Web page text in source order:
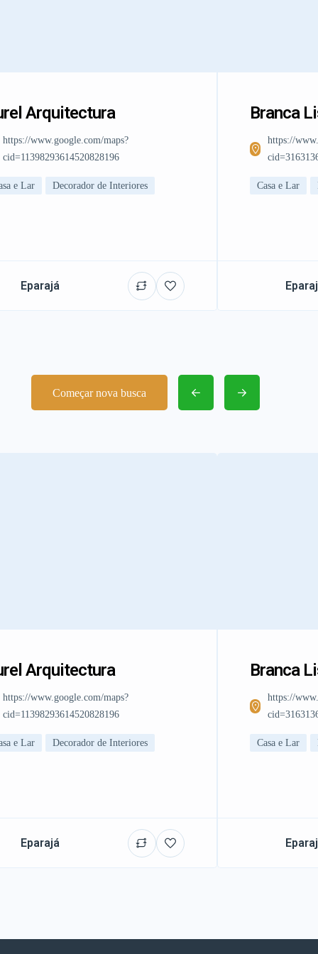
Arquitectura
https://www.google.com/maps?
cid=11398293614520828196
e Lar Decorador de Interiores
Eparajá
Branca
https://
Casa e Lar
Começar nova busca
Arquitectura
https://www.google.com/maps?
cid=11398293614520828196
e Lar Decorador de Interiores
Eparajá
Branca
https://
Casa e Lar